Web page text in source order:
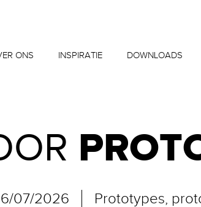
ONS INSPIRATIE DOWNLOADS
07/2026 Prototypes,